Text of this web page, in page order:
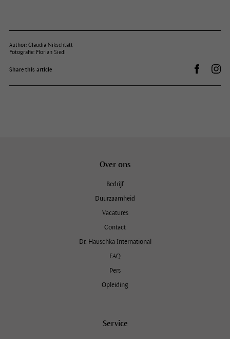
Author: Claudia Nikschtatt
Fotografie: Florian Siedl
Share this article Auf
Over ons
Bedrijf
Duurzaamheid
Vacatures
Contact
Dr. Hauschka International
FAQ
Pers
Opleiding
Service